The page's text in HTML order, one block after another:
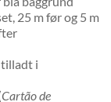
25 m før og 5 m
tilladt i
Cartão de